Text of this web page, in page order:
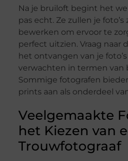
Na je bruiloft begint het
pas echt. Ze zullen je
bewerken om ervoor te
perfect uitzien. Vraag naar
het ontvangen van je
verwachten in termen van
Sommige fotografen
prints aan als onderdeel
Veelgemaakte
het Kiezen van
Trouwfotograaf